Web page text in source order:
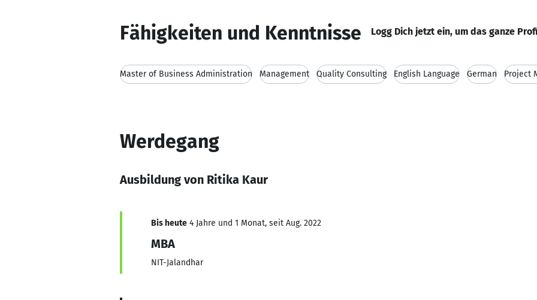
Fähigkeiten und Kenntnisse Logg Dich jetzt ein, um das ganze
Master of Business Administration Management Quality Consulting English Language German Project
Werdegang
Ausbildung von Ritika Kaur
Bis heute 4 Jahre und 1 Monat, seit Aug. 2022
MBA
NIT-Jalandhar